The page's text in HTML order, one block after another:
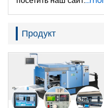
Продукт